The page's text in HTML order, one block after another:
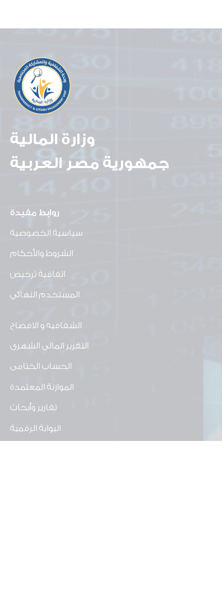
وزارة المالية
جمهورية مصر العربية
روابط مفيدة
سياسية الخصوصية
الشروط والأحكام
اتفاقية ترخيص
المستخدم النهائي
الشفافيه و الافصاح
التقرير المالى الشهرى
الحساب الختامى
الموازنة المعتمدة
تقارير وأبحاث
البوابة الرقمية